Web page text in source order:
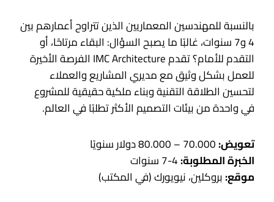
بالنسبة للمهندسين المعماريين الذين تتراوح أعمارهم بين
4 و7 سنوات، غالبًا ما يصبح السؤال: البقاء مرتاحًا، أو
التقدم للأمام؟ تقدم IMC Architecture الفرصة الأخيرة
للعمل بشكل وثيق مع مديري المشاريع والعملاء
لتحسين الطلاقة التقنية وبناء ملكية حقيقية للمشروع
في واحدة من بيئات التصميم الأكثر تطلبًا في العالم.
تعويض:
الخبرة المطلوبة:
موقع:بروكلين، نيويورك (في المكتب)